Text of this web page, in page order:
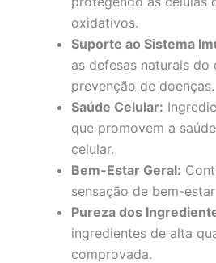
oxidativos.
Suporte ao Sistema
as defesas naturais
prevenção de doenças.
Saúde Celular:
que promovem a
celular.
Bem-Estar Geral:
sensação de bem-
Pureza dos
ingredientes de alta
comprovada.